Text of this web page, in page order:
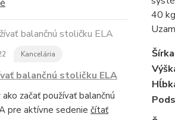
Kancelária
balančnú stoličku ELA
začať používať balančnú
pre aktívne sedenie čítať
40